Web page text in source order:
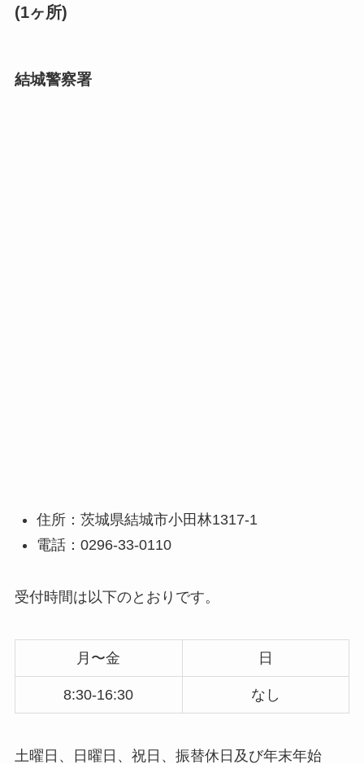
(1ヶ所)
結城警察署
住所：茨城県結城市小田林1317-1
電話：0296-33-0110
受付時間は以下のとおりです。
月〜金 日
8:30-16:30 なし
土曜日、日曜日、祝日、振替休日及び年末年始